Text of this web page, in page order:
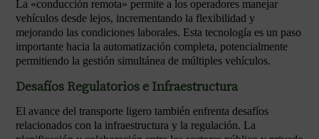
La «conducción remota» permite a los operadores manejar
vehículos desde lejos, incrementando la flexibilidad y
mejorando las condiciones laborales. Esta tecnología es un paso
importante hacia la automatización completa, potencialmente
permitiendo la gestión simultánea de múltiples vehículos.
Desafíos Regulatorios e Infraestructura
El avance del transporte ligero también enfrenta desafíos
relacionados con la infraestructura y la regulación. La